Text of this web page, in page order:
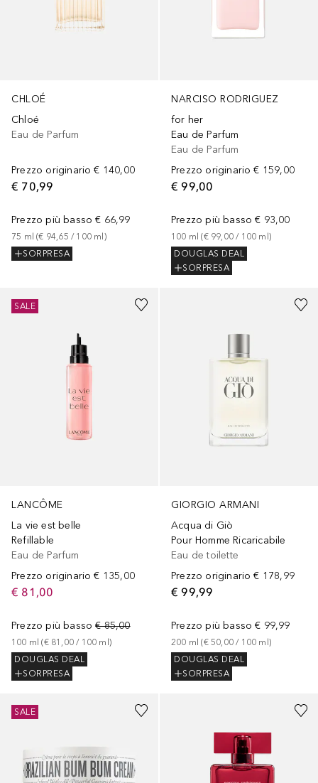
CHLOÉ
Chloé
Eau de Parfum
Prezzo originario € 140,00
€ 70,99
Prezzo più basso € 66,99
75 ml (€ 94,65 / 100 ml)
SORPRESA
NARCISO RODRIGUEZ
for her
Eau de Parfum
Eau de Parfum
Prezzo originario € 159,00
€ 99,00
Prezzo più basso € 93,00
100 ml (€ 99,00 / 100 ml)
DOUGLAS DEAL
SORPRESA
LANCÔME
La vie est belle
Refillable
Eau de Parfum
Prezzo originario € 135,00
€ 81,00
Prezzo più basso € 85,00
100 ml (€ 81,00 / 100 ml)
DOUGLAS DEAL
SORPRESA
SALE
GIORGIO ARMANI
Acqua di Giò
Pour Homme Ricaricabile
Eau de toilette
Prezzo originario € 178,99
€ 99,99
Prezzo più basso € 99,99
200 ml (€ 50,00 / 100 ml)
DOUGLAS DEAL
SORPRESA
SALE